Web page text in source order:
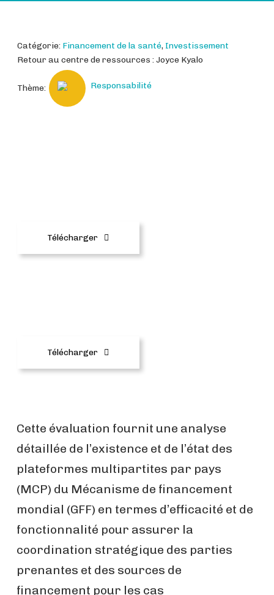
Catégorie: Financement de la santé, Investissement
Retour au centre de ressources : Joyce Kyalo
Thème: Responsabilité
Télécharger
Télécharger
Cette évaluation fournit une analyse
détaillée de l’existence et de l’état des
plateformes multipartites par pays
(MCP) du Mécanisme de financement
mondial (GFF) en termes d’efficacité et de
fonctionnalité pour assurer la
coordination stratégique des parties
prenantes et des sources de
financement pour les cas